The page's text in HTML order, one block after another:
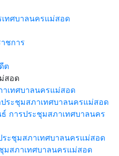
ทศบาลนครแม่สอด
ชการ
ต
สอด
าเทศบาลนครแม่สอด
ประชุมสภาเทศบาลนครแม่สอด
การประชุมสภาเทศบาลนคร
ระชุมสภาเทศบาลนครแม่สอด
มสภาเทศบาลนครแม่สอด